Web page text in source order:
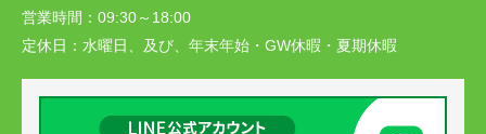
営業時間： 09:30～18:00
定休日： 水曜日、及び、年末年始・GW休暇・夏期休暇